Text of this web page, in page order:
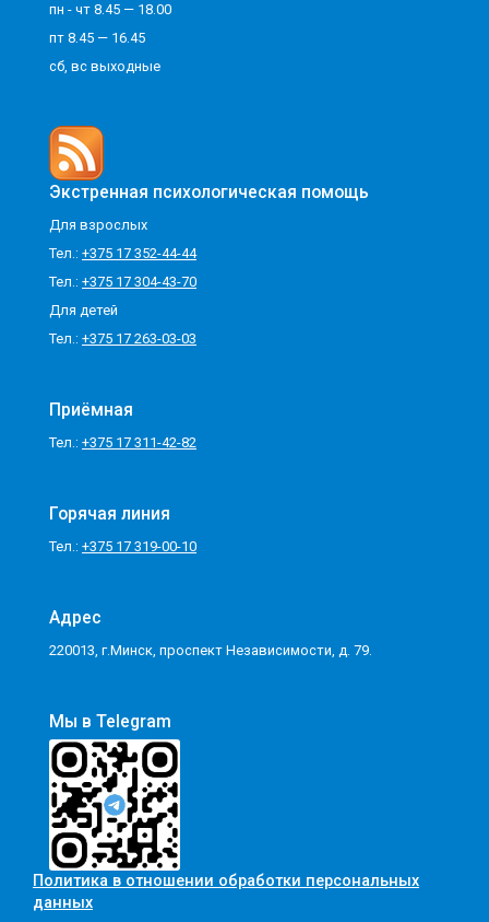
пн - чт 8.45 — 18.00
пт 8.45 — 16.45
сб, вс выходные
Экстренная психологическая помощь
Для взрослых
Тел.: +375 17 352-44-44
Тел.: +375 17 304-43-70
Для детей
Тел.: +375 17 263-03-03
Приёмная
Тел.: +375 17 311-42-82
Горячая линия
Тел.: +375 17 319-00-10
Адрес
220013, г.Минск, проспект Независимости, д. 79.
Мы в Telegram
Политика в отношении обработки персональных
данных